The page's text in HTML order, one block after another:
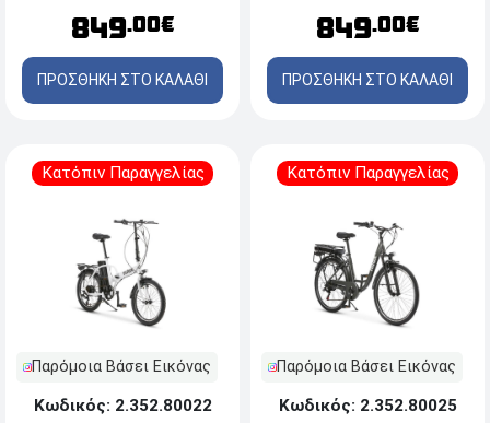
849.00€
ΠΡΟΣΘΗΚΗ ΣΤΟ ΚΑΛΑΘΙ
849.00€
ΠΡΟΣΘΗΚΗ ΣΤΟ ΚΑΛΑΘΙ
Κατόπιν Παραγγελίας
Παρόμοια Βάσει Εικόνας
Κωδικός: 2.352.80022
Κατόπιν Παραγγελίας
Παρόμοια Βάσει Εικόνας
Κωδικός: 2.352.80025